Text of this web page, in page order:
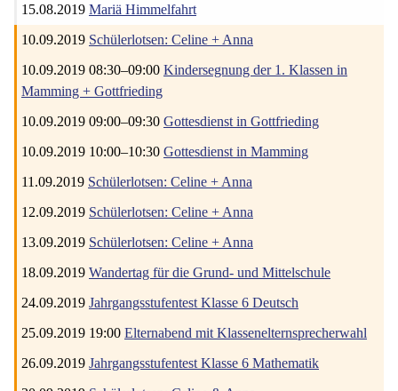
15.08.2019 Mariä Himmelfahrt
10.09.2019 Schülerlotsen: Celine + Anna
10.09.2019 08:30–09:00 Kindersegnung der 1. Klassen in
Mamming + Gottfrieding
10.09.2019 09:00–09:30 Gottesdienst in Gottfrieding
10.09.2019 10:00–10:30 Gottesdienst in Mamming
11.09.2019 Schülerlotsen: Celine + Anna
12.09.2019 Schülerlotsen: Celine + Anna
13.09.2019 Schülerlotsen: Celine + Anna
18.09.2019 Wandertag für die Grund- und Mittelschule
24.09.2019 Jahrgangsstufentest Klasse 6 Deutsch
25.09.2019 19:00 Elternabend mit Klassenelternsprecherwahl
26.09.2019 Jahrgangsstufentest Klasse 6 Mathematik